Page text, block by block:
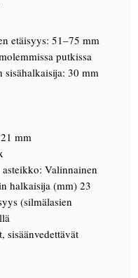
etäisyys: 51–75 mm
putkissa
sisähalkaisija: 30 mm
mm
Valinnainen
halkaisija (mm) 23
(silmälasien
sisäänvedettävät